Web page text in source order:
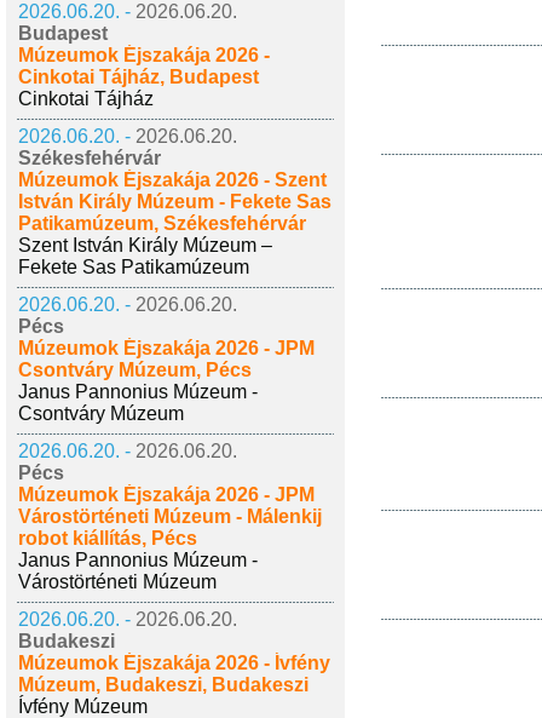
2026.06.20. - 2026.06.20.
Budapest
Múzeumok Éjszakája 2026 -
Cinkotai Tájház, Budapest
Cinkotai Tájház
2026.06.20. - 2026.06.20.
Székesfehérvár
Múzeumok Éjszakája 2026 - Szent
István Király Múzeum - Fekete Sas
Patikamúzeum, Székesfehérvár
Szent István Király Múzeum –
Fekete Sas Patikamúzeum
2026.06.20. - 2026.06.20.
Pécs
Múzeumok Éjszakája 2026 - JPM
Csontváry Múzeum, Pécs
Janus Pannonius Múzeum -
Csontváry Múzeum
2026.06.20. - 2026.06.20.
Pécs
Múzeumok Éjszakája 2026 - JPM
Várostörténeti Múzeum - Málenkij
robot kiállítás, Pécs
Janus Pannonius Múzeum -
Várostörténeti Múzeum
2026.06.20. - 2026.06.20.
Budakeszi
Múzeumok Éjszakája 2026 - Ívfény
Múzeum, Budakeszi, Budakeszi
Ívfény Múzeum